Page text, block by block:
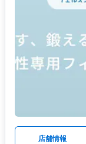
店舗情報